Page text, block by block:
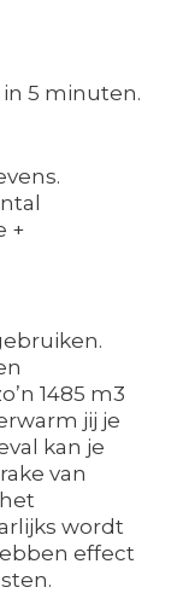
5 minuten.
+
1485 m3
jij je
kan je
van
wordt
effect